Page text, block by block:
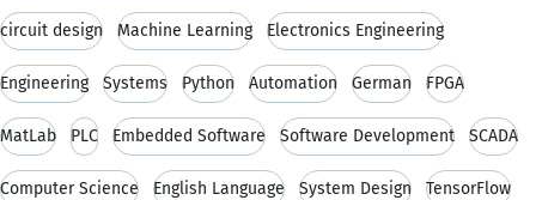
circuit design Machine Learning Electronics Engineering
Engineering Systems Python Automation German FPGA
MatLab PLC Embedded Software Software Development SCADA
Computer Science English Language System Design TensorFlow